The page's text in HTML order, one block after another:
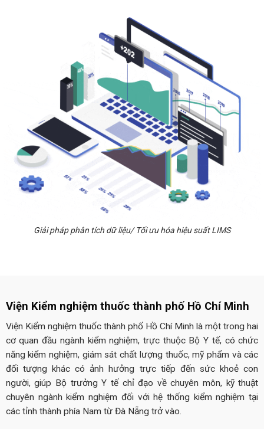
Giải pháp phân tích dữ liệu/ Tối ưu hóa hiệu suất LIMS
Viện Kiểm nghiệm thuốc thành phố Hồ Chí Minh
Viện Kiểm nghiệm thuốc thành phố Hồ Chí Minh là một trong hai
cơ quan đầu ngành kiểm nghiệm, trực thuộc Bộ Y tế, có chức
năng kiểm nghiệm, giám sát chất lượng thuốc, mỹ phẩm và các
đối tượng khác có ảnh hưởng trực tiếp đến sức khoẻ con
người, giúp Bộ trưởng Y tế chỉ đạo về chuyên môn, kỹ thuật
chuyên ngành kiểm nghiệm đối với hệ thống kiểm nghiệm tại
các tỉnh thành phía Nam từ Đà Nẵng trở vào.